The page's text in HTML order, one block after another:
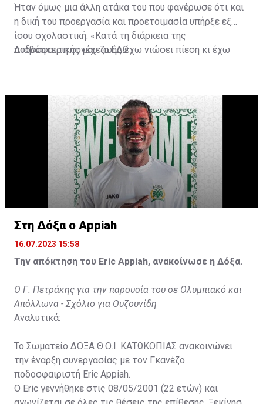
Ήταν όμως μια άλλη ατάκα του που φανέρωσε ότι και
η δική του προεργασία και προετοιμασία υπήρξε εξ
ίσου σχολαστική. «Κατά τη διάρκεια της
ποδοσφαιρικής μου ζωής έχω νιώσει πίεση κι έχω
31χρονος άσος.
Διαβάστε τη συνέχειαΕΔΩ
Στη Δόξα ο Appiah
16.07.2023 15:58
Την απόκτηση του Eric Appiah, ανακοίνωσε η Δόξα.
Ο Γ. Πετράκης για την παρουσία του σε Ολυμπιακό και
Απόλλωνα - Σχόλιο για Ουζουνίδη
Αναλυτικά:
Το Σωματείο ΔΟΞΑ Θ.Ο.Ι. ΚΑΤΩΚΟΠΙΑΣ ανακοινώνει
την έναρξη συνεργασίας με τον Γκανέζο
ποδοσφαιριστή Eric Appiah.
Ο Eric γεννήθηκε στις 08/05/2001 (22 ετών) και